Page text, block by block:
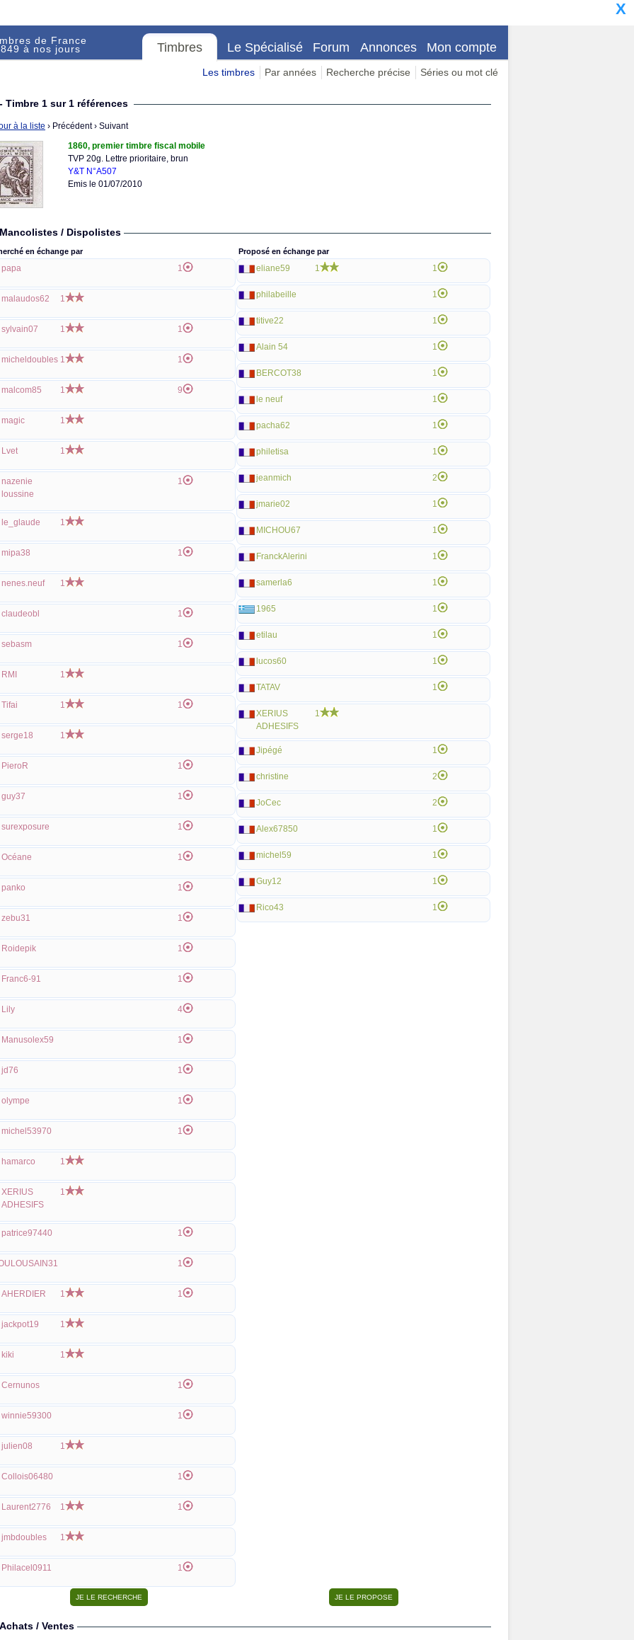
X
de France
à nos jours Timbres Le Spécialisé Forum Annonces Mon compte
Les timbres Par années Recherche précise Séries ou mot clé
- Timbre 1 sur 1 références
à la liste › Précédent› Suivant
1860, premier timbre fiscal mobile
TVP 20g. Lettre prioritaire, brun
Y&T N°A507
Emis le 01/07/2010
Mancolistes / Dispolistes
en échange par
papa 1
malaudos62 1
sylvain07 1 1
micheldoubles 1 1
malcom85 1 9
magic 1
Lvet 1
nazenie
loussine
1
le_glaude 1
mipa38 1
nenes.neuf 1
claudeobl 1
sebasm 1
RMI 1
Tifai 1 1
serge18 1
PieroR 1
guy37 1
surexposure 1
Océane 1
panko 1
zebu31 1
Roidepik 1
Franc6-91 1
Lily 4
Manusolex59 1
jd76 1
olympe 1
michel53970 1
hamarco 1
XERIUS
ADHESIFS
1
patrice97440 1
1
AHERDIER 1 1
jackpot19 1
kiki 1
Cernunos 1
winnie59300 1
julien08 1
Collois06480 1
Laurent2776 1 1
jmbdoubles 1
Philacel0911 1
Proposé en échange par
eliane59 1 1
philabeille 1
titive22 1
Alain 54 1
BERCOT38 1
le neuf 1
pacha62 1
philetisa 1
jeanmich 2
jmarie02 1
MICHOU67 1
FranckAlerini 1
samerla6 1
1965 1
etilau 1
lucos60 1
TATAV 1
XERIUS
ADHESIFS
1
Jipégé 1
christine 2
JoCec 2
Alex67850 1
michel59 1
Guy12 1
Rico43 1
Achats / Ventes